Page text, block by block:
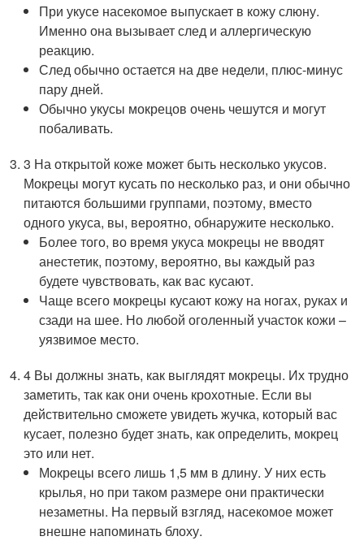
При укусе насекомое выпускает в кожу слюну.
Именно она вызывает след и аллергическую
реакцию.
След обычно остается на две недели, плюс-минус
пару дней.
Обычно укусы мокрецов очень чешутся и могут
побаливать.
3 На открытой коже может быть несколько укусов.
Мокрецы могут кусать по несколько раз, и они обычно
питаются большими группами, поэтому, вместо
одного укуса, вы, вероятно, обнаружите несколько.
Более того, во время укуса мокрецы не вводят
анестетик, поэтому, вероятно, вы каждый раз
будете чувствовать, как вас кусают.
Чаще всего мокрецы кусают кожу на ногах, руках и
сзади на шее. Но любой оголенный участок кожи –
уязвимое место.
4 Вы должны знать, как выглядят мокрецы. Их трудно
заметить, так как они очень крохотные. Если вы
действительно сможете увидеть жучка, который вас
кусает, полезно будет знать, как определить, мокрец
это или нет.
Мокрецы всего лишь 1,5 мм в длину. У них есть
крылья, но при таком размере они практически
незаметны. На первый взгляд, насекомое может
внешне напоминать блоху.